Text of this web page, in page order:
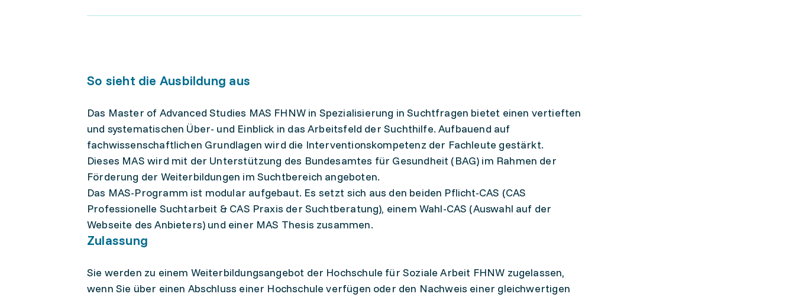
So sieht die Ausbildung aus
Das Master of Advanced Studies MAS FHNW in Spezialisierung in Suchtfragen bietet einen vertieften
und systematischen Über- und Einblick in das Arbeitsfeld der Suchthilfe. Aufbauend auf
fachwissenschaftlichen Grundlagen wird die Interventionskompetenz der Fachleute gestärkt.
Dieses MAS wird mit der Unterstützung des Bundesamtes für Gesundheit (BAG) im Rahmen der
Förderung der Weiterbildungen im Suchtbereich angeboten.
Das MAS-Programm ist modular aufgebaut. Es setzt sich aus den beiden Pflicht-CAS (CAS
Professionelle Suchtarbeit & CAS Praxis der Suchtberatung), einem Wahl-CAS (Auswahl auf der
Webseite des Anbieters) und einer MAS Thesis zusammen.
Zulassung
Sie werden zu einem Weiterbildungsangebot der Hochschule für Soziale Arbeit FHNW zugelassen,
wenn Sie über einen Abschluss einer Hochschule verfügen oder den Nachweis einer gleichwertigen